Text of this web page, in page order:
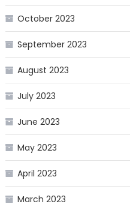
October 2023
September 2023
August 2023
July 2023
June 2023
May 2023
April 2023
March 2023